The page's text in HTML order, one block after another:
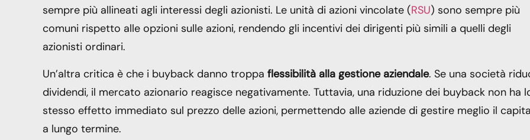
sempre più allineati agli interessi degli azionisti. Le unità di azioni vincolate (RSU) sono sempre più
comuni rispetto alle opzioni sulle azioni, rendendo gli incentivi dei dirigenti più simili a quelli degli
azionisti ordinari.
Un’altra critica è che i buyback danno troppa flessibilità alla gestione aziendale. Se una società
dividendi, il mercato azionario reagisce negativamente. Tuttavia, una riduzione dei buyback non ha
stesso effetto immediato sul prezzo delle azioni, permettendo alle aziende di gestire meglio il
a lungo termine.